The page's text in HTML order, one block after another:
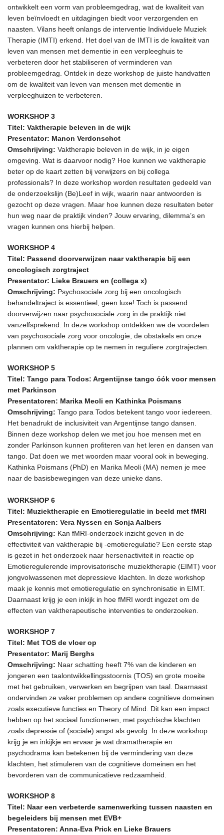
ontwikkelt een vorm van probleemgedrag, wat de kwaliteit van
leven beïnvloedt en uitdagingen biedt voor verzorgenden en
naasten. Vilans heeft onlangs de interventie Individuele Muziek
Therapie (IMTI) erkend. Het doel van de IMTI is de kwaliteit van
leven van mensen met dementie in een verpleeghuis te
verbeteren door het stabiliseren of verminderen van
probleemgedrag. Ontdek in deze workshop de juiste handvatten
om de kwaliteit van leven van mensen met dementie in
verpleeghuizen te verbeteren.
WORKSHOP 3
Titel: Vaktherapie beleven in de wijk
Presentator: Manon Verdonschot
Omschrijving: Vaktherapie beleven in de wijk, in je eigen
omgeving. Wat is daarvoor nodig? Hoe kunnen we vaktherapie
beter op de kaart zetten bij verwijzers en bij collega
professionals? In deze workshop worden resultaten gedeeld van
de onderzoekslijn (Be)Leef in wijk, waarin naar antwoorden is
gezocht op deze vragen. Maar hoe kunnen deze resultaten beter
hun weg naar de praktijk vinden? Jouw ervaring, dilemma’s en
vragen kunnen ons hierbij helpen.
WORKSHOP 4
Titel: Passend doorverwijzen naar vaktherapie bij een
oncologisch zorgtraject
Presentator: Lieke Brauers en (collega x)
Omschrijving: Psychosociale zorg bij een oncologisch
behandeltraject is essentieel, geen luxe! Toch is passend
doorverwijzen naar psychosociale zorg in de praktijk niet
vanzelfsprekend. In deze workshop ontdekken we de voordelen
van psychosociale zorg voor oncologie, de obstakels en onze
plannen om vaktherapie op te nemen in reguliere zorgtrajecten.
WORKSHOP 5
Titel: Tango para Todos: Argentijnse tango óók voor mensen
met Parkinson
Presentatoren: Marika Meoli en Kathinka Poismans
Omschrijving: Tango para Todos betekent tango voor iedereen.
Het benadrukt de inclusiviteit van Argentijnse tango dansen.
Binnen deze workshop delen we met jou hoe mensen met en
zonder Parkinson kunnen profiteren van het leren en dansen van
tango. Dat doen we met woorden maar vooral ook in beweging.
Kathinka Poismans (PhD) en Marika Meoli (MA) nemen je mee
naar de basisbewegingen van deze unieke dans.
WORKSHOP 6
Titel: Muziektherapie en Emotieregulatie in beeld met fMRI
Presentatoren: Vera Nyssen en Sonja Aalbers
Omschrijving: Kan fMRI-onderzoek inzicht geven in de
effectiviteit van vaktherapie bij -emotieregulatie? Een eerste stap
is gezet in het onderzoek naar hersenactiviteit in reactie op
Emotieregulerende improvisatorische muziektherapie (EIMT) voor
jongvolwassenen met depressieve klachten. In deze workshop
maak je kennis met emotieregulatie en synchronisatie in EIMT.
Daarnaast krijg je een inkijk in hoe fMRI wordt ingezet om de
effecten van vaktherapeutische interventies te onderzoeken.
WORKSHOP 7
Titel: Met TOS de vloer op
Presentator: Marij Berghs
Omschrijving: Naar schatting heeft 7% van de kinderen en
jongeren een taalontwikkellingsstoornis (TOS) en grote moeite
met het gebruiken, verwerken en begrijpen van taal. Daarnaast
ondervinden ze vaker problemen op andere cognitieve domeinen
zoals executieve functies en Theory of Mind. Dit kan een impact
hebben op het sociaal functioneren, met psychische klachten
zoals depressie of (sociale) angst als gevolg. In deze workshop
krijg je en inkijkje en ervaar je wat dramatherapie en
psychodrama kan betekenen bij de vermindering van deze
klachten, het stimuleren van de cognitieve domeinen en het
bevorderen van de communicatieve redzaamheid.
WORKSHOP 8
Titel: Naar een verbeterde samenwerking tussen naasten en
begeleiders bij mensen met EVB+
Presentatoren: Anna-Eva Prick en Lieke Brauers